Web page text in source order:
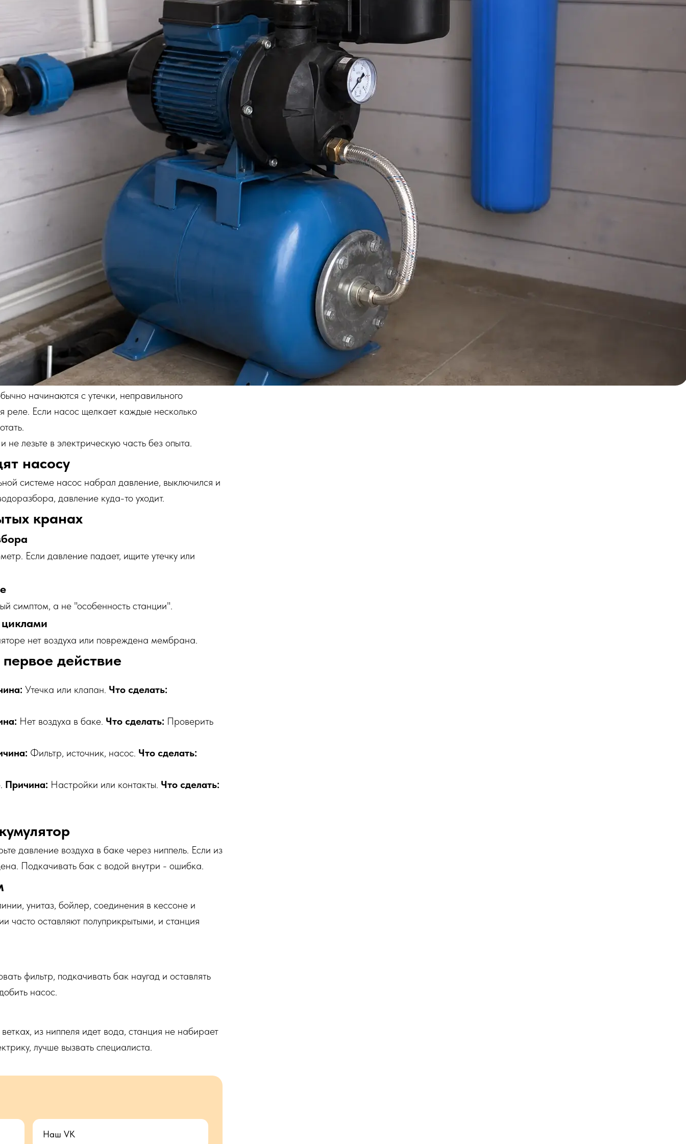
начинаются с утечки, неправильного
реле. Если насос щелкает каждые несколько
лезьте в электрическую часть без опыта.
насосу
системе насос набрал давление, выключился и
давление куда-то уходит.
кранах
Если давление падает, ищите утечку или
симптом, а не "особенность станции".
нет воздуха или повреждена мембрана.
действие
Утечка или клапан. Что сделать:
Нет воздуха в баке. Что сделать: Проверить
Фильтр, источник, насос. Что сделать:
Причина: Настройки или контакты. Что сделать:
давление воздуха в баке через ниппель. Если из
Подкачивать бак с водой внутри - ошибка.
унитаз, бойлер, соединения в кессоне и
часто оставляют полуприкрытыми, и станция
фильтр, подкачивать бак наугад и оставлять
насос.
из ниппеля идет вода, станция не набирает
лучше вызвать специалиста.
Наш VK